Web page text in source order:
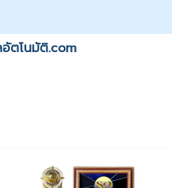
ตโนมัติ.com